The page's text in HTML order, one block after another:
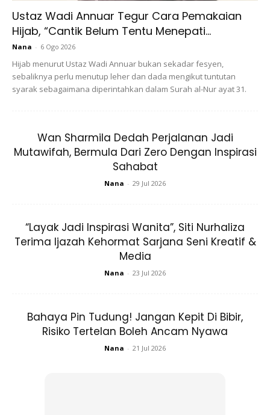
Instagram @aurelie.hermansyah
Ustaz Wadi Annuar Tegur Cara Pemakaian
Hijab, “Cantik Belum Tentu Menepati...
Nana - 6 Ogo 2026
Hijab menurut Ustaz Wadi Annuar bukan sekadar fesyen,
sebaliknya perlu menutup leher dan dada mengikut tuntutan
syarak sebagaimana diperintahkan dalam Surah al-Nur ayat 31.
Wan Sharmila Dedah Perjalanan Jadi
Mutawifah, Bermula Dari Zero Dengan Inspirasi
Sahabat
Nana - 29 Jul 2026
“Layak Jadi Inspirasi Wanita”, Siti Nurhaliza
Terima Ijazah Kehormat Sarjana Seni Kreatif &
Media
Nana - 23 Jul 2026
Bahaya Pin Tudung! Jangan Kepit Di Bibir,
Risiko Tertelan Boleh Ancam Nyawa
Nana - 21 Jul 2026